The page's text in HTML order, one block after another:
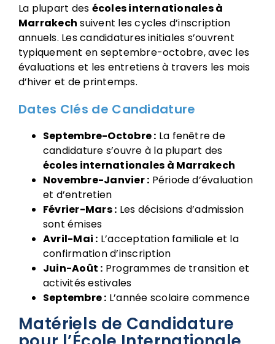
La plupart des écoles internationales à
Marrakech suivent les cycles d’inscription
annuels. Les candidatures initiales s’ouvrent
typiquement en septembre-octobre, avec les
évaluations et les entretiens à travers les mois
d’hiver et de printemps.
Dates Clés de Candidature
Septembre-Octobre : La fenêtre de
candidature s’ouvre à la plupart des
écoles internationales à Marrakech
Novembre-Janvier : Période d’évaluation
et d’entretien
Février-Mars : Les décisions d’admission
sont émises
Avril-Mai : L’acceptation familiale et la
confirmation d’inscription
Juin-Août : Programmes de transition et
activités estivales
Septembre : L’année scolaire commence
Matériels de Candidature